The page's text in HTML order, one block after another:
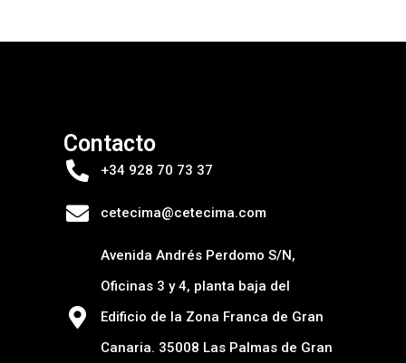
Contacto
+34 928 70 73 37
cetecima@cetecima.com
Avenida Andrés Perdomo S/N,
Oficinas 3 y 4, planta baja del
Edificio de la Zona Franca de Gran
Canaria. 35008 Las Palmas de Gran